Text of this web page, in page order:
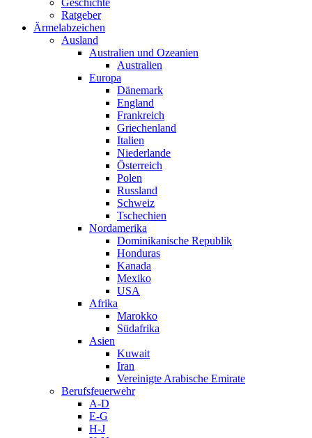
Geschichte
Ratgeber
Ärmelabzeichen
Ausland
Australien und Ozeanien
Australien
Europa
Dänemark
England
Frankreich
Griechenland
Italien
Niederlande
Österreich
Polen
Russland
Schweiz
Tschechien
Nordamerika
Dominikanische Republik
Honduras
Kanada
Mexiko
USA
Afrika
Marokko
Südafrika
Asien
Kuwait
Iran
Vereinigte Arabische Emirate
Berufsfeuerwehr
A-D
E-G
H-J